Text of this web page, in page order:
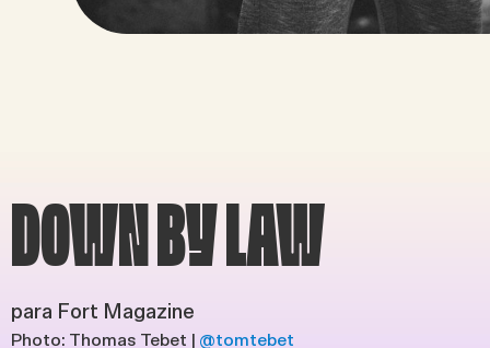
DOWN BY LAW
para Fort Magazine
Photo: Thomas Tebet | @tomtebet